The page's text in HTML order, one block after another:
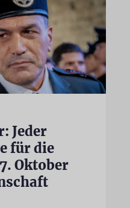
Jeder
für die
Oktober